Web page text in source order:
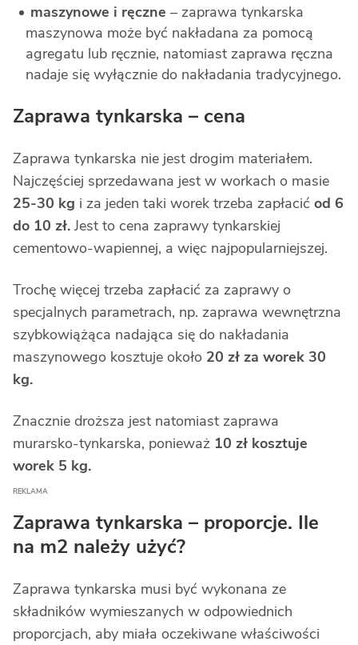
maszynowe i ręczne – zaprawa tynkarska
maszynowa może być nakładana za pomocą
agregatu lub ręcznie, natomiast zaprawa ręczna
nadaje się wyłącznie do nakładania tradycyjnego.
Zaprawa tynkarska – cena
Zaprawa tynkarska nie jest drogim materiałem.
Najczęściej sprzedawana jest w workach o masie
25-30 kg i za jeden taki worek trzeba zapłacić od 6
do 10 zł. Jest to cena zaprawy tynkarskiej
cementowo-wapiennej, a więc najpopularniejszej.
Trochę więcej trzeba zapłacić za zaprawy o
specjalnych parametrach, np. zaprawa wewnętrzna
szybkowiążąca nadająca się do nakładania
maszynowego kosztuje około 20 zł za worek 30
kg.
Znacznie droższa jest natomiast zaprawa
murarsko-tynkarska, ponieważ 10 zł kosztuje
worek 5 kg.
Zaprawa tynkarska – proporcje. Ile
na m2 należy użyć?
Zaprawa tynkarska musi być wykonana ze
składników wymieszanych w odpowiednich
proporcjach, aby miała oczekiwane właściwości